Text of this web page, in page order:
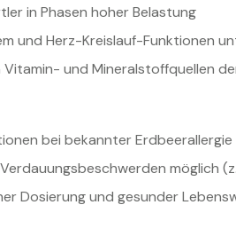
in Phasen hoher Belastung
und Herz-Kreislauf-Funktionen
und Mineralstoffquellen
bei bekannter Erdbeerallergie
möglich
Dosierung und gesunder